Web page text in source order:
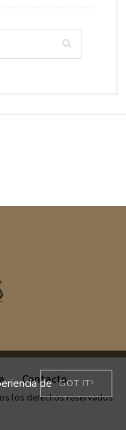
Contacto
los derechos reservados.
GOT IT!
de